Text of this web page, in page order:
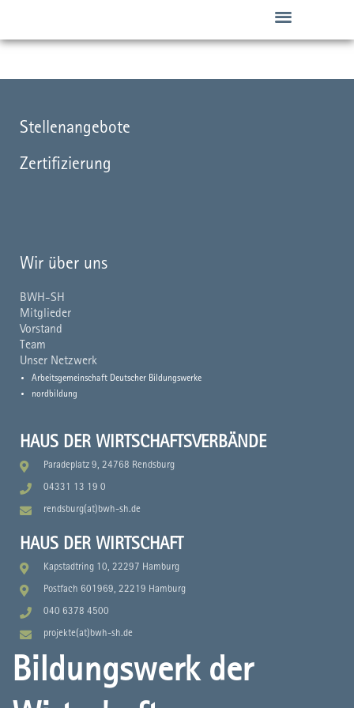
springen
Bildungswerk der
HAUS DER WIRTSCHAFTSVERBÄNDE
Paradeplatz 9, 24768 Rendsburg
04331 13 19 0
rendsburg(at)bwh-sh.de
HAUS DER WIRTSCHAFT
Kapstadtring 10, 22297 Hamburg
Postfach 601969, 22219 Hamburg
040 6378 4500
projekte(at)bwh-sh.de
Wir über uns
BWH-SH
Mitglieder
Vorstand
Team
Unser Netzwerk
Arbeitsgemeinschaft Deutscher Bildungswerke
nordbildung
Stellenangebote
Zertifizierung